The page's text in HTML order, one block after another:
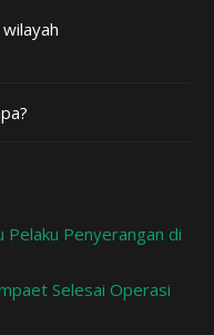
Pelaku Penyerangan di
Selesai Operasi